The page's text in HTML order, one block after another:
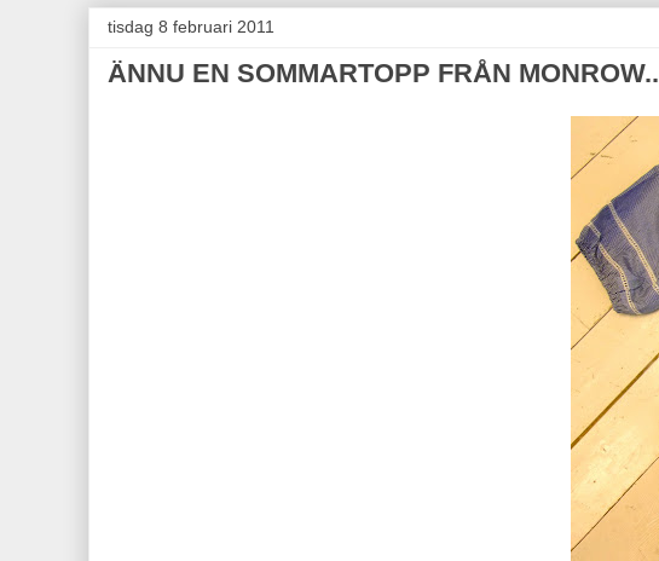
tisdag 8 februari 2011
ÄNNU EN SOMMARTOPP FRÅN MONROW..